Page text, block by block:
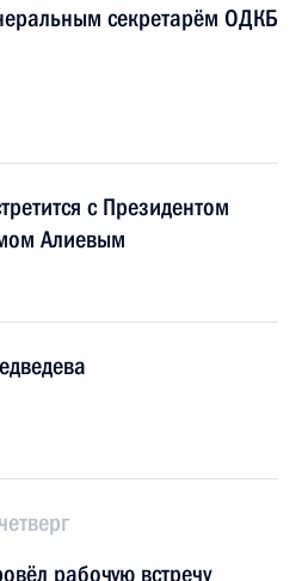
секретарём ОДКБ
с Президентом
Алиевым
рабочую встречу